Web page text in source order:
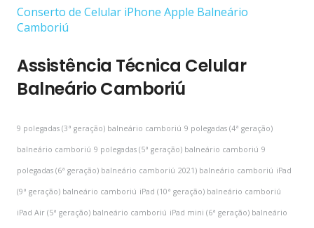
Conserto de Celular iPhone Apple Balneário
Camboriú
Assistência Técnica Celular
Balneário Camboriú
9 polegadas (3ª geração) balneário camboriú 9 polegadas (4ª geração)
balneário camboriú 9 polegadas (5ª geração) balneário camboriú 9
polegadas (6ª geração) balneário camboriú 2021) balneário camboriú iPad
(9ª geração) balneário camboriú iPad (10ª geração) balneário camboriú
iPad Air (5ª geração) balneário camboriú iPad mini (6ª geração) balneário